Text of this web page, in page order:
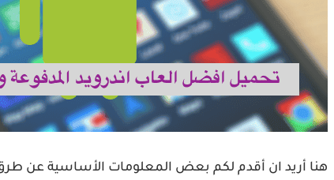
هنا أريد ان أقدم لكم بعض المعلومات الأساسية عن